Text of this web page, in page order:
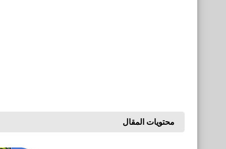
محتويات المقال